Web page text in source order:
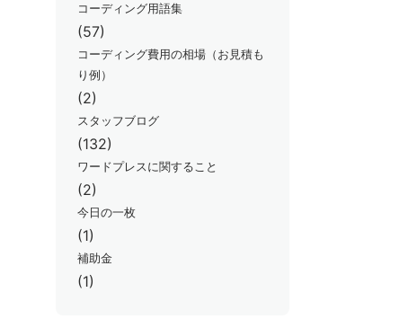
コーディング用語集
(57)
コーディング費用の相場（お見積も
り例）
(2)
スタッフブログ
(132)
ワードプレスに関すること
(2)
今日の一枚
(1)
補助金
(1)